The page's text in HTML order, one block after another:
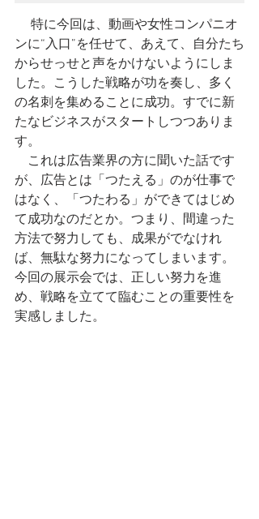
ンに“入口”を任せて、あえて、自分たち
からせっせと声をかけないようにしま
した。こうした戦略が功を奏し、多く
の名刺を集めることに成功。すでに新
たなビジネスがスタートしつつありま
す。
これは広告業界の方に聞いた話です
が、広告とは「つたえる」のが仕事で
はなく、「つたわる」ができてはじめ
て成功なのだとか。つまり、間違った
方法で努力しても、成果がでなけれ
ば、無駄な努力になってしまいます。
今回の展示会では、正しい努力を進
め、戦略を立てて臨むことの重要性を
実感しました。